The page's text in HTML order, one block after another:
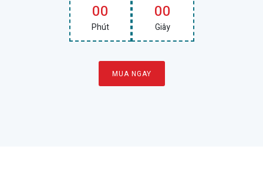
00
Phút
00
Giây
MUA NGAY